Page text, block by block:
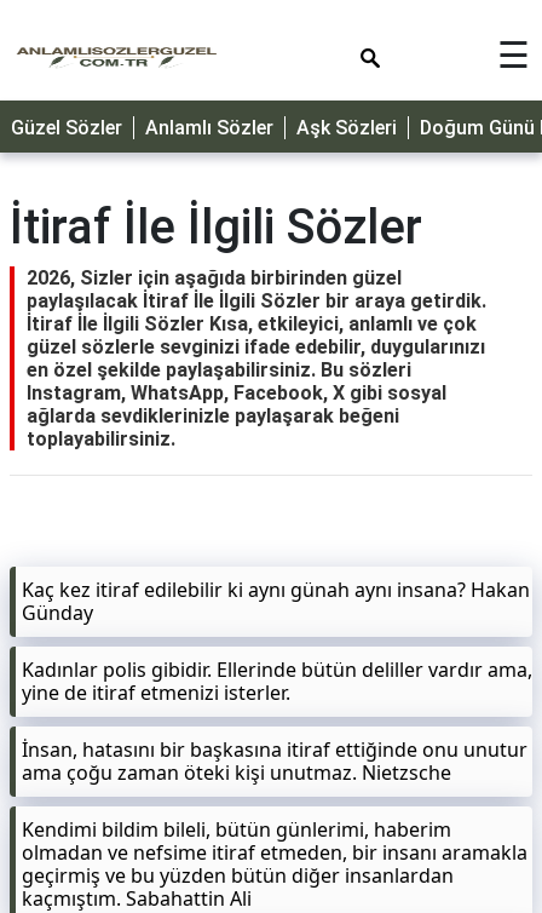
GÜZEL
SÖZLER
SÖZLER
DOĞUM
GÜNÜ
MESAJLARI
ÖZEL
GÜNLER
DİNİ
SÖZLER
☰
Güzel Sözler Anlamlı Sözler Aşk Sözleri Doğum Günü
İtiraf İle İlgili Sözler
2026, Sizler için aşağıda birbirinden güzel
paylaşılacak İtiraf İle İlgili Sözler bir araya getirdik.
İtiraf İle İlgili Sözler Kısa, etkileyici, anlamlı ve çok
güzel sözlerle sevginizi ifade edebilir, duygularınızı
en özel şekilde paylaşabilirsiniz. Bu sözleri
Instagram, WhatsApp, Facebook, X gibi sosyal
ağlarda sevdiklerinizle paylaşarak beğeni
toplayabilirsiniz.
Kaç kez itiraf edilebilir ki aynı günah aynı insana? Hakan
Günday
Kadınlar polis gibidir. Ellerinde bütün deliller vardır ama,
yine de itiraf etmenizi isterler.
İnsan, hatasını bir başkasına itiraf ettiğinde onu unutur
ama çoğu zaman öteki kişi unutmaz. Nietzsche
Kendimi bildim bileli, bütün günlerimi, haberim
olmadan ve nefsime itiraf etmeden, bir insanı aramakla
geçirmiş ve bu yüzden bütün diğer insanlardan
kaçmıştım. Sabahattin Ali